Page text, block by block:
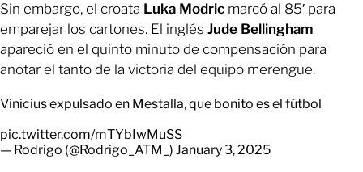
Sin embargo, el croata Luka Modric marcó al 85′ para
emparejar los cartones. El inglés Jude Bellingham
apareció en el quinto minuto de compensación para
anotar el tanto de la victoria del equipo merengue.
Vinicius expulsado en Mestalla, que bonito es el fútbol
pic.twitter.com/mTYbIwMuSS
— Rodrigo (@Rodrigo_ATM_) January 3, 2025